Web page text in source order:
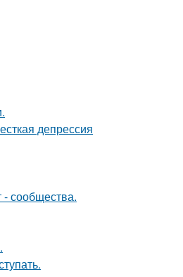
депрессия
- сообщества.